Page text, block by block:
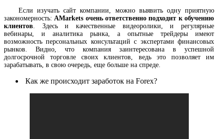
Если изучать сайт компании, можно выявить одну приятную
закономерность:AMarkets очень ответственно подходит к обучению
клиентов. Здесь и качественные видеоролики, и регулярные
вебинары, и аналитика рынка, а опытные трейдеры имеют
возможность персональных консультаций с экспертами финансовых
рынков. Видно, что компания заинтересована в успешной
долгосрочной торговле своих клиентов, ведь это позволяет им
зарабатывать, в свою очередь, еще больше на спреде.
Как же происходит заработок на Forex?